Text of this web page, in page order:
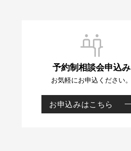
予約制相談会申込み
お気軽にお申込ください。
お申込みはこちら